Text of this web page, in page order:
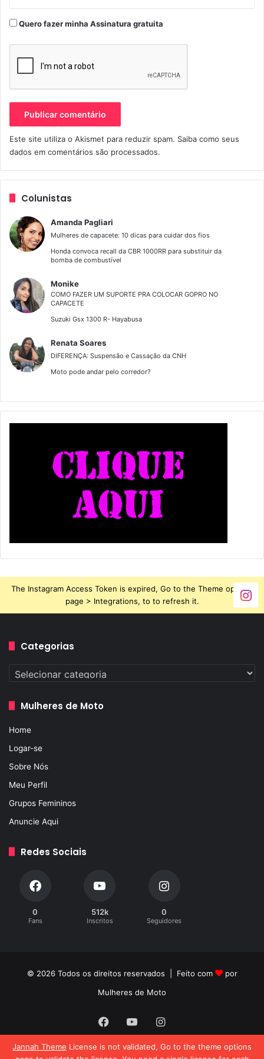
Jannah Theme License is not validated, Go to the theme options
Dia Internacional da Mulher Moto
Mulheres De Moto
Quero fazer minha Assinatura gratuita
Este site utiliza o Akismet para reduzir spam. Saiba como seus
dados em comentários são processados.
Colunistas
Amanda Pagliari
Mulheres de capacete: 10 dicas para cuidar dos fios
Honda convoca recall da CBR 1000RR para substituir da
bomba de combustível
Monike
COMO FAZER UM SUPORTE PRA COLOCAR GOPRO NO
CAPACETE
Suzuki Gsx 1300 R- Hayabusa
Renata Soares
DIFERENÇA: Suspensão e Cassação da CNH
Moto pode andar pelo corredor?
The Instagram Access Token is expired, Go to the Theme options
page > Integrations, to to refresh it.
Categorias
Categorias
Mulheres de Moto
Home
Logar-se
Sobre Nós
Meu Perfil
Grupos Femininos
Anuncie Aqui
Redes Sociais
0
Fans
512k
Inscritos
0
Seguidores
© 2026 Todos os direitos reservados | Feito com
por
Mulheres de Moto
FacebookYouTubeInstagram